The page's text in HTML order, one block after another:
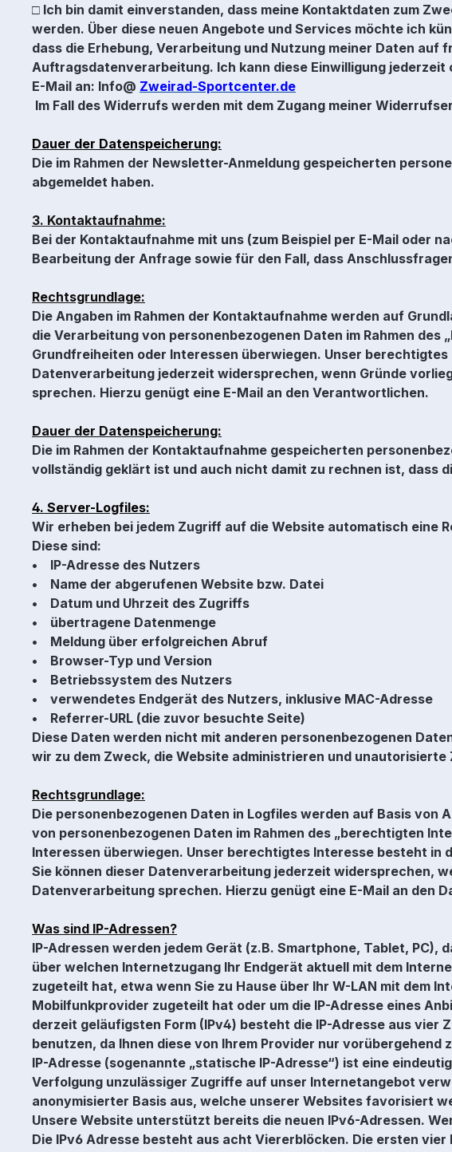
□ Ich bin damit einverstanden, dass meine Kontaktdaten zum
werden. Über diese neuen Angebote und Services möchte ich
dass die Erhebung, Verarbeitung und Nutzung meiner Daten
Auftragsdatenverarbeitung. Ich kann diese Einwilligung
E-Mail an: Info@ Zweirad-Sportcenter.de
Im Fall des Widerrufs werden mit dem Zugang meiner
Dauer der Datenspeicherung:
Die im Rahmen der Newsletter-Anmeldung gespeicherten
abgemeldet haben.
3. Kontaktaufnahme:
Bei der Kontaktaufnahme mit uns (zum Beispiel per E-Mail oder
Bearbeitung der Anfrage sowie für den Fall, dass
Rechtsgrundlage:
Die Angaben im Rahmen der Kontaktaufnahme werden auf
die Verarbeitung von personenbezogenen Daten im Rahmen
Grundfreiheiten oder Interessen überwiegen. Unser
Datenverarbeitung jederzeit widersprechen, wenn Gründe
sprechen. Hierzu genügt eine E-Mail an den Verantwortlichen.
Dauer der Datenspeicherung:
Die im Rahmen der Kontaktaufnahme gespeicherten
vollständig geklärt ist und auch nicht damit zu rechnen ist, dass
4. Server-Logfiles:
Wir erheben bei jedem Zugriff auf die Website automatisch eine
Diese sind:
• IP-Adresse des Nutzers
• Name der abgerufenen Website bzw. Datei
• Datum und Uhrzeit des Zugriffs
• übertragene Datenmenge
• Meldung über erfolgreichen Abruf
• Browser-Typ und Version
• Betriebssystem des Nutzers
• verwendetes Endgerät des Nutzers, inklusive MAC-Adresse
• Referrer-URL (die zuvor besuchte Seite)
Diese Daten werden nicht mit anderen personenbezogenen
wir zu dem Zweck, die Website administrieren und
Rechtsgrundlage:
Die personenbezogenen Daten in Logfiles werden auf Basis
von personenbezogenen Daten im Rahmen des „berechtigten
Interessen überwiegen. Unser berechtigtes Interesse besteht
Sie können dieser Datenverarbeitung jederzeit widersprechen,
Datenverarbeitung sprechen. Hierzu genügt eine E-Mail an den
Was sind IP-Adressen?
IP-Adressen werden jedem Gerät (z.B. Smartphone, Tablet,
über welchen Internetzugang Ihr Endgerät aktuell mit dem
zugeteilt hat, etwa wenn Sie zu Hause über Ihr W-LAN mit dem
Mobilfunkprovider zugeteilt hat oder um die IP-Adresse eines
derzeit geläufigsten Form (IPv4) besteht die IP-Adresse aus
benutzen, da Ihnen diese von Ihrem Provider nur
IP-Adresse (sogenannte „statische IP-Adresse“) ist eine
Verfolgung unzulässiger Zugriffe auf unser Internetangebot
anonymisierter Basis aus, welche unserer Websites favorisiert
Unsere Website unterstützt bereits die neuen IPv6-Adressen.
Die IPv6 Adresse besteht aus acht Viererblöcken. Die ersten